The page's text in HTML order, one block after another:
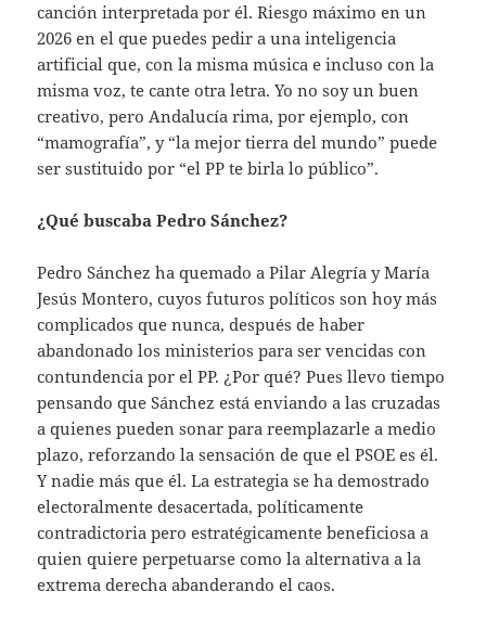
canción interpretada por él. Riesgo máximo en un
2026 en el que puedes pedir a una inteligencia
artificial que, con la misma música e incluso con la
misma voz, te cante otra letra. Yo no soy un buen
creativo, pero Andalucía rima, por ejemplo, con
“mamografía”, y “la mejor tierra del mundo” puede
ser sustituido por “el PP te birla lo público”.
¿Qué buscaba Pedro Sánchez?
Pedro Sánchez ha quemado a Pilar Alegría y María
Jesús Montero, cuyos futuros políticos son hoy más
complicados que nunca, después de haber
abandonado los ministerios para ser vencidas con
contundencia por el PP. ¿Por qué? Pues llevo tiempo
pensando que Sánchez está enviando a las cruzadas
a quienes pueden sonar para reemplazarle a medio
plazo, reforzando la sensación de que el PSOE es él.
Y nadie más que él. La estrategia se ha demostrado
electoralmente desacertada, políticamente
contradictoria pero estratégicamente beneficiosa a
quien quiere perpetuarse como la alternativa a la
extrema derecha abanderando el caos.